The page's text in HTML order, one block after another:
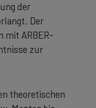
der
Der
mit ARBER-
zur
theoretischen